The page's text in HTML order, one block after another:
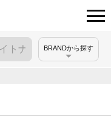
BRANDから探す